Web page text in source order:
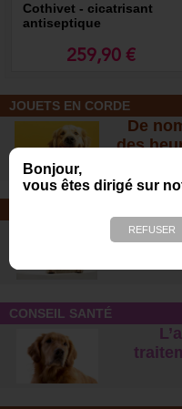
Bonjour,
vous êtes dirigé sur
Cothivet - cicatrisant
antiseptique
259,90 €
JOUETS EN CORDE
De
des
Tout
CONSEIL SANTÉ